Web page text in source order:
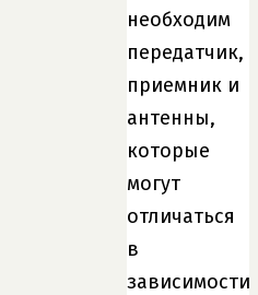
необходим
передатчик,
приемник и
антенны,
которые
могут
отличаться
в
зависимости